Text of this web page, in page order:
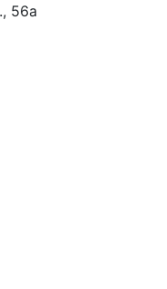
56а